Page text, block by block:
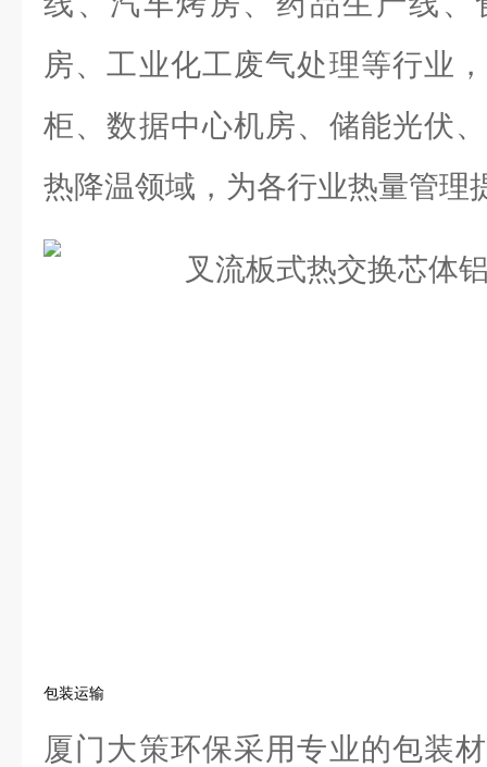
房、工业化工废气处理等行业
柜、数据中心机房、储能光伏
热降温领域，为各行业热量管理
包装运输
厦门大策环保采用专业的包装